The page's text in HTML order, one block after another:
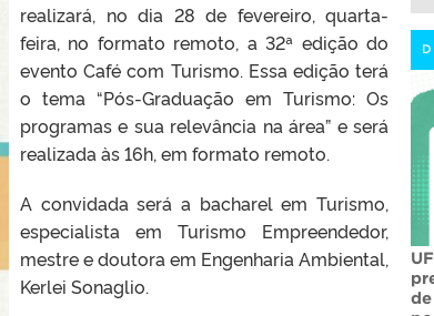
realizará, no dia 28 de fevereiro, quarta-
feira, no formato remoto, a 32ª edição do
evento Café com Turismo. Essa edição terá
o tema “Pós-Graduação em Turismo: Os
programas e sua relevância na área” e será
realizada às 16h, em formato remoto.
A convidada será a bacharel em Turismo,
especialista em Turismo Empreendedor,
mestre e doutora em Engenharia Ambiental,
Kerlei Sonaglio.